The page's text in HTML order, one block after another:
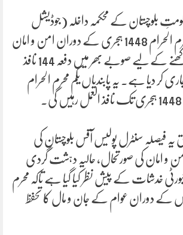
بلوچستان کے محکمہ داخلہ (جوڈیشل
سیکشن-II) نے محرم الحرام 1448 ہجری کے دوران امن و امان
کی صورتحال برقرار رکھنے کے لیے صوبے بھر میں دفعہ 144 نافذ
کر دیا ہے۔ یہ پابندیاں یکم محرم الحرام
یہ فیصلہ سنٹرل پولیس آفس بلوچستان کی
و امان کی صورتحال، حالیہ دہشت گردی
خدشات کے پیش نظر کیا گیا ہے تاکہ محرم
کے دوران عوام کے جان و مال کا تحفظ